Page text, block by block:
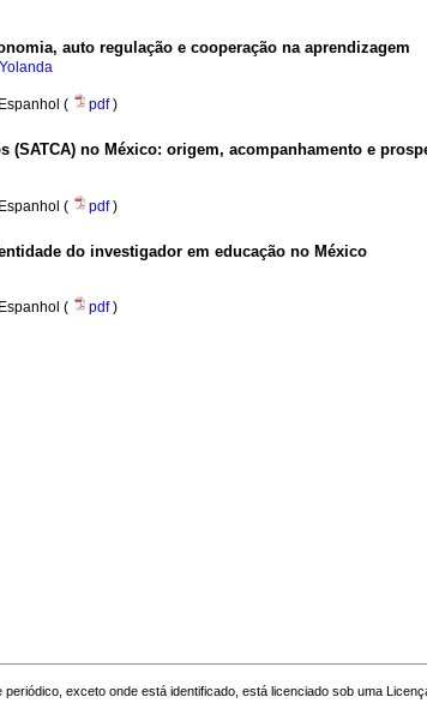
auto regulação e cooperação na aprendizagem
Espanhol ( pdf)
(SATCA) no México: origem, acompanhamento e
Espanhol ( pdf)
do investigador em educação no México
Espanhol ( pdf)
periódico, exceto onde está identificado, está licenciado sob uma